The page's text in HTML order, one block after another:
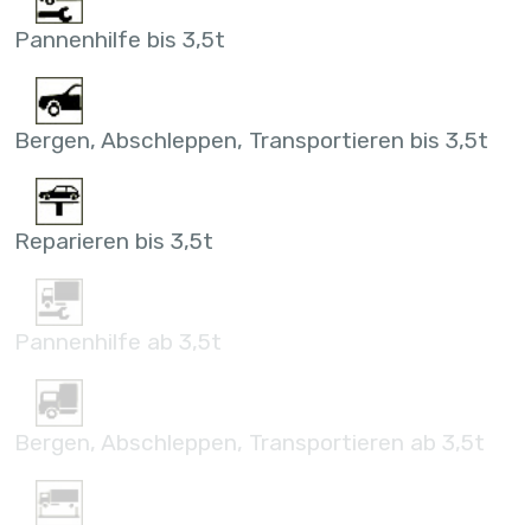
Pannenhilfe bis 3,5t
Bergen, Abschleppen, Transportieren bis 3,5t
Reparieren bis 3,5t
Pannenhilfe ab 3,5t
Bergen, Abschleppen, Transportieren ab 3,5t